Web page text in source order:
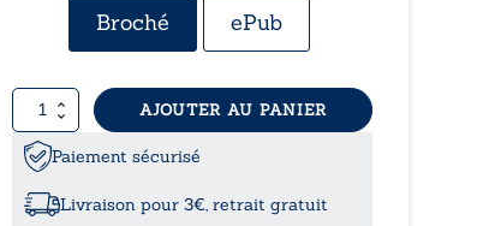
Broché ePub
quantité
de
Le
silence
des
AJOUTER AU PANIER
Paiement sécurisé
Livraison pour 3€, retrait gratuit